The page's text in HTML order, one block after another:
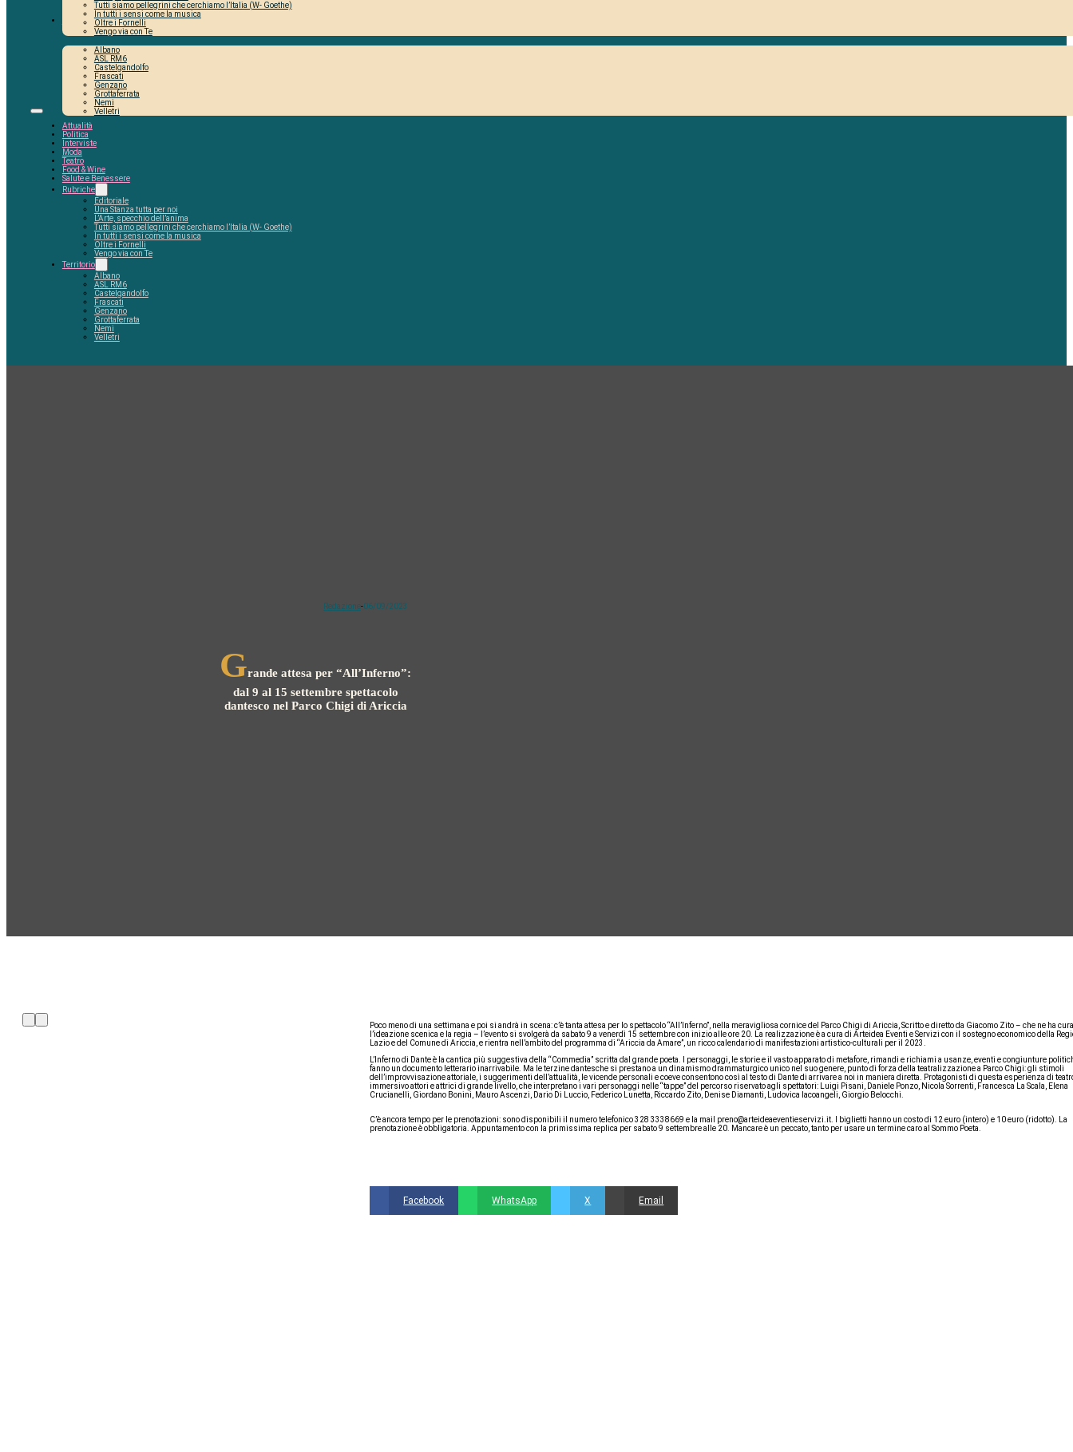
Tutti siamo pellegrini che cerchiamo l’Italia (W- Goethe)
In tutti i sensi come la musica
Oltre i Fornelli
Vengo via con Te
Territorio
Albano
ASL RM6
Castelgandolfo
Frascati
Genzano
Grottaferrata
Nemi
Velletri
Attualità
Politica
Interviste
Moda
Teatro
Food & Wine
Salute e Benessere
Rubriche
Editoriale
Una Stanza tutta per noi
L’Arte, specchio dell’anima
Tutti siamo pellegrini che cerchiamo l’Italia (W- Goethe)
In tutti i sensi come la musica
Oltre i Fornelli
Vengo via con Te
Territorio
Albano
ASL RM6
Castelgandolfo
Frascati
Genzano
Grottaferrata
Nemi
Velletri
Redazione-06/09/2023
Grande attesa per “All’Inferno”:
dal 9 al 15 settembre spettacolo
dantesco nel Parco Chigi di Ariccia
Poco meno di una settimana e poi si andrà in scena: c’è tanta attesa per lo spettacolo “All’Inferno”, nella meravigliosa cornice del Parco Chigi di Ariccia, Scritto e diretto da Giacomo Zito – che ne ha
l’ideazione scenica e la regia – l’evento si svolgerà da sabato 9 a venerdì 15 settembre con inizio alle ore 20. La realizzazione è a cura di Arteidea Eventi e Servizi con il sostegno economico della
Lazio e del Comune di Ariccia, e rientra nell’ambito del programma di “Ariccia da Amare”, un ricco calendario di manifestazioni artistico-culturali per il 2023.
L’Inferno di Dante è la cantica più suggestiva della “Commedia” scritta dal grande poeta. I personaggi, le storie e il vasto apparato di metafore, rimandi e richiami a usanze, eventi e congiunture
fanno un documento letterario inarrivabile. Ma le terzine dantesche si prestano a un dinamismo drammaturgico unico nel suo genere, punto di forza della teatralizzazione a Parco Chigi: gli stimoli
dell’improvvisazione attoriale, i suggerimenti dell’attualità, le vicende personali e coeve consentono così al testo di Dante di arrivare a noi in maniera diretta. Protagonisti di questa esperienza di
immersivo attori e attrici di grande livello, che interpretano i vari personaggi nelle “tappe” del percorso riservato agli spettatori: Luigi Pisani, Daniele Ponzo, Nicola Sorrenti, Francesca La Scala, Elena
Crucianelli, Giordano Bonini, Mauro Ascenzi, Dario Di Luccio, Federico Lunetta, Riccardo Zito, Denise Diamanti, Ludovica Iacoangeli, Giorgio Belocchi.
C’è ancora tempo per le prenotazioni: sono disponibili il numero telefonico 328 3338669 e la mail preno@arteideaeventieservizi.it. I biglietti hanno un costo di 12 euro (intero) e 10 euro (ridotto). La
prenotazione è obbligatoria. Appuntamento con la primissima replica per sabato 9 settembre alle 20. Mancare è un peccato, tanto per usare un termine caro al Sommo Poeta.
Facebook WhatsApp X Email